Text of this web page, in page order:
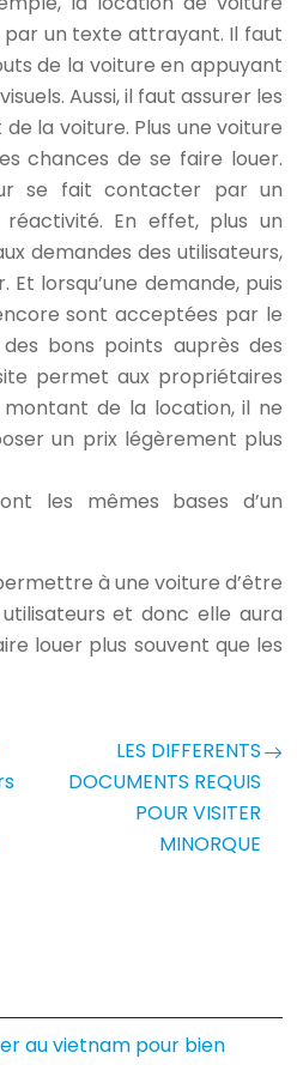
un texte attrayant. Il faut
de la voiture en appuyant
Aussi, il faut assurer les
la voiture. Plus une voiture
chances de se faire louer.
se fait contacter par un
En effet, plus un
demandes des utilisateurs,
lorsqu’une demande, puis
sont acceptées par le
bons points auprès des
permet aux propriétaires
de la location, il ne
un prix légèrement plus
les mêmes bases d’un
à une voiture d’être
et donc elle aura
louer plus souvent que les
LES DIFFERENTS
DOCUMENTS REQUIS
POUR VISITER
MINORQUE
au vietnam pour bien